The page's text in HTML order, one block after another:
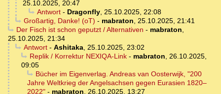
25.10.2025, 20:47
Antwort- Dragonfly, 25.10.2025, 22:08
Großartig, Danke! (oT) - mabraton
25.10.2025, 21:41
Der Fisch ist schon geputzt / Alternativen - mabraton
25.10.2025, 21:34
Antwort- Ashitaka, 25.10.2025, 23:02
Replik / Korrektur NEXIQA-Link- mabraton
26.10.2025,
09:05
Bücher im Eigenverlag. Andreas van Oosterwijk, "200
Jahre Weltkrieg der Angelsachsen gegen Eurasien 1820–
2022" - mabraton
26.10.2025, 13:27